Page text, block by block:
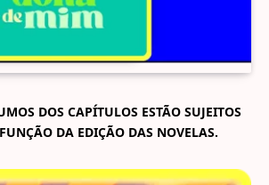
DOS CAPÍTULOS ESTÃO SUJEITOS
DA EDIÇÃO DAS NOVELAS.